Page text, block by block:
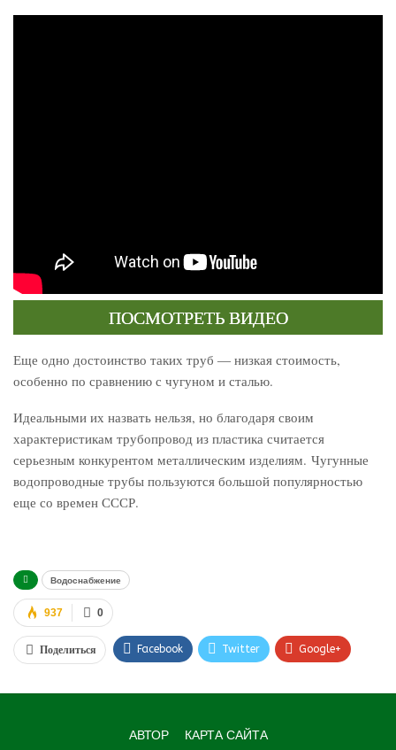
ПОСМОТРЕТЬ ВИДЕО
Еще одно достоинство таких труб ― низкая стоимость,
особенно по сравнению с чугуном и сталью.
Идеальными их назвать нельзя, но благодаря своим
характеристикам трубопровод из пластика считается
серьезным конкурентом металлическим изделиям. Чугунные
водопроводные трубы пользуются большой популярностью
еще со времен СССР.
Водоснабжение
0
937
Поделиться Facebook Twitter Google+
АВТОР КАРТА САЙТА